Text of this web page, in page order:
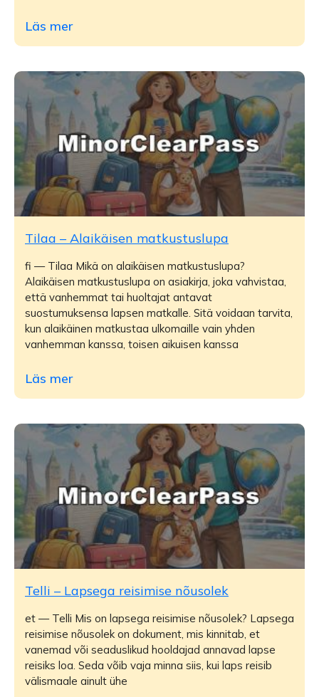
Läs mer
Tilaa – Alaikäisen matkustuslupa
fi — Tilaa Mikä on alaikäisen matkustuslupa?
Alaikäisen matkustuslupa on asiakirja, joka vahvistaa,
että vanhemmat tai huoltajat antavat
suostumuksensa lapsen matkalle. Sitä voidaan tarvita,
kun alaikäinen matkustaa ulkomaille vain yhden
vanhemman kanssa, toisen aikuisen kanssa
Läs mer
Telli – Lapsega reisimise nõusolek
et — Telli Mis on lapsega reisimise nõusolek? Lapsega
reisimise nõusolek on dokument, mis kinnitab, et
vanemad või seaduslikud hooldajad annavad lapse
reisiks loa. Seda võib vaja minna siis, kui laps reisib
välismaale ainult ühe